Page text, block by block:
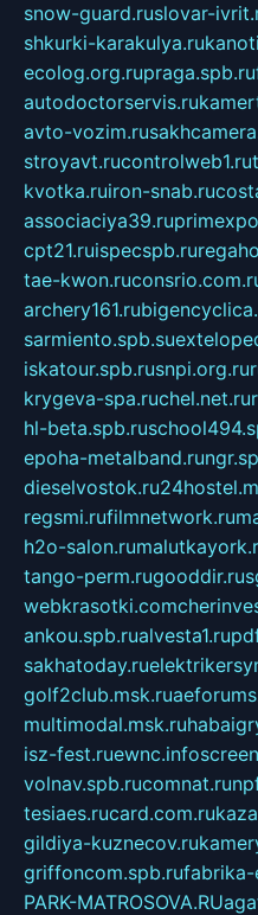
snow-guard.ruslovar-
shkurki-karakulya.ru
ecolog.org.rupraga.spb.ru
autodoctorservis.ru
avto-vozim.ru
stroyavt.rucontrolweb1.ru
kvotka.ruiron-snab.ru
associaciya39.ru
cpt21.ruispecspb.ru
tae-kwon.ru
archery161.ru
sarmiento.spb.su
iskatour.spb.rusnpi.org.ru
krygeva-spa.ruchel.net.ru
hl-beta.spb.ru
epoha-metalband.ru
dieselvostok.ru
regsmi.rufilmnetwork.ru
h2o-salon.ru
tango-perm.rugooddir.ru
webkrasotki.com
ankou.spb.rualvesta1.ru
sakhatoday.ru
golf2club.msk.ru
multimodal.msk.ru
isz-fest.ruewnc.info
volnav.spb.rucomnat.ru
tesiaes.rucard.com.ru
gildiya-kuznecov.ru
griffoncom.spb.rufabrika-
PARK-MATROSOVA.RU